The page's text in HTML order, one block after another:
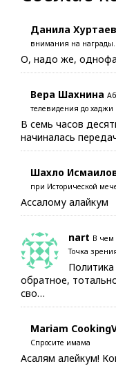
Данила Хуртаев
внимания на
О, надо же,
Вера Шахнина
телевидения до хаджи
В семь часов
начиналась
Шахло
при Исторической
Ассалому алайкум
nart В чем
Точка
обратное,
сво…
Mariam
Спросите имама
Асалям алейкум!